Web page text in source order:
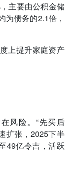
主要由公积金储
为债务的2.1倍，
上提升家庭资产
风险。“先买后
扩张，2025下半
49亿令吉，活跃